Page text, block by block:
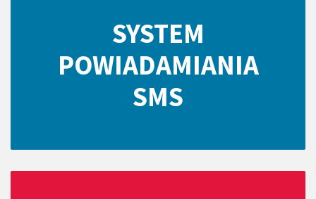
SYSTEM
POWIADAMIANIA
SMS